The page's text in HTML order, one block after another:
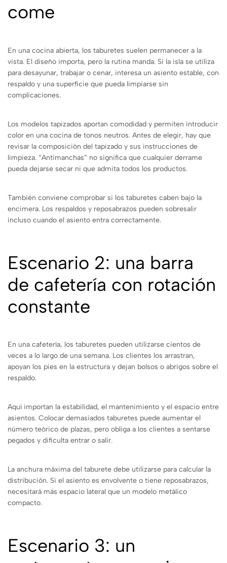
come
En una cocina abierta, los taburetes suelen permanecer a la
vista. El diseño importa, pero la rutina manda. Si la isla se utiliza
para desayunar, trabajar o cenar, interesa un asiento estable, con
respaldo y una superficie que pueda limpiarse sin
complicaciones.
Los modelos tapizados aportan comodidad y permiten introducir
color en una cocina de tonos neutros. Antes de elegir, hay que
revisar la composición del tapizado y sus instrucciones de
limpieza. “Antimanchas” no significa que cualquier derrame
pueda dejarse secar ni que admita todos los productos.
También conviene comprobar si los taburetes caben bajo la
encimera. Los respaldos y reposabrazos pueden sobresalir
incluso cuando el asiento entra correctamente.
Escenario 2: una barra
de cafetería con rotación
constante
En una cafetería, los taburetes pueden utilizarse cientos de
veces a lo largo de una semana. Los clientes los arrastran,
apoyan los pies en la estructura y dejan bolsos o abrigos sobre el
respaldo.
Aquí importan la estabilidad, el mantenimiento y el espacio entre
asientos. Colocar demasiados taburetes puede aumentar el
número teórico de plazas, pero obliga a los clientes a sentarse
pegados y dificulta entrar o salir.
La anchura máxima del taburete debe utilizarse para calcular la
distribución. Si el asiento es envolvente o tiene reposabrazos,
necesitará más espacio lateral que un modelo metálico
compacto.
Escenario 3: un